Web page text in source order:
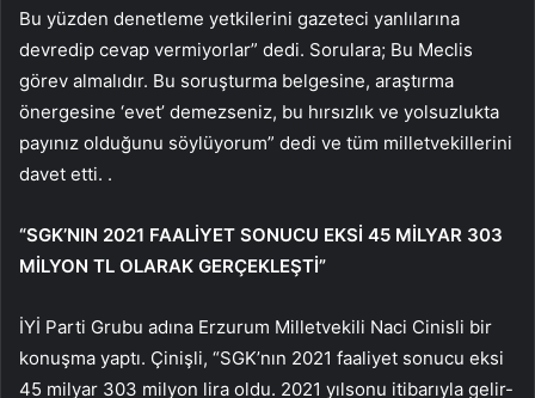
Bu yüzden denetleme yetkilerini gazeteci yanlılarına
devredip cevap vermiyorlar” dedi. Sorulara; Bu Meclis
görev almalıdır. Bu soruşturma belgesine, araştırma
önergesine ‘evet’ demezseniz, bu hırsızlık ve yolsuzlukta
payınız olduğunu söylüyorum” dedi ve tüm milletvekillerini
davet etti. .
“SGK’NIN 2021 FAALİYET SONUCU EKSİ 45 MİLYAR 303
MİLYON TL OLARAK GERÇEKLEŞTİ”
İYİ Parti Grubu adına Erzurum Milletvekili Naci Cinisli bir
konuşma yaptı. Çinişli, “SGK’nın 2021 faaliyet sonucu eksi
45 milyar 303 milyon lira oldu. 2021 yılsonu itibarıyla gelir-